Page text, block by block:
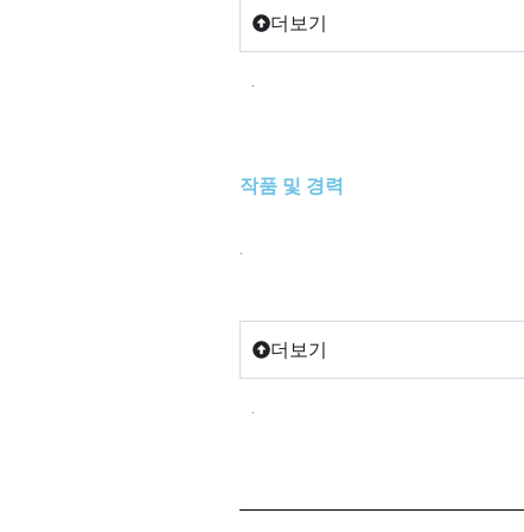
더보기
.
작품 및 경력
.
더보기
.